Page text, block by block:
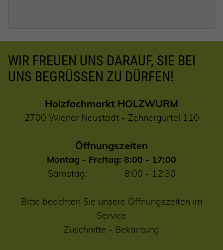
WIR FREUEN UNS DARAUF, SIE BEI
UNS BEGRÜSSEN ZU DÜRFEN!
Holzfachmarkt HOLZWURM
2700 Wiener Neustadt - Zehnergürtel 110
Öffnungszeiten
Montag - Freitag: 8:00 - 17:00
Samstag: 8:00 - 12:30
Bitte beachten Sie unsere Öffnungszeiten im
Service
Zuschnitte - Bekantung